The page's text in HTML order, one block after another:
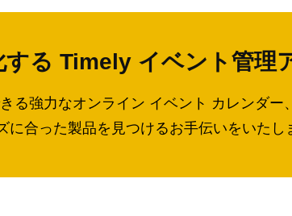
する Timely イベント管理
る強力なオンライン イベント カレンダ
に合った製品を見つけるお手伝いをいたし